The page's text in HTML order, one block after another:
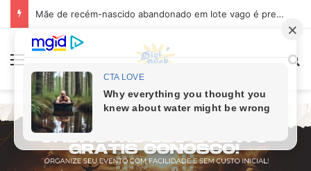
Mãe de recém-nascido abandonado em lote vago é presa em Sabará
Menu